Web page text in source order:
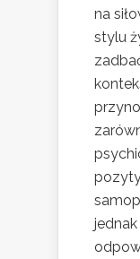
na
stylu